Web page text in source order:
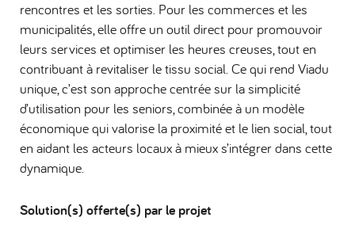
rencontres et les sorties. Pour les commerces et les
municipalités, elle offre un outil direct pour promouvoir
leurs services et optimiser les heures creuses, tout en
contribuant à revitaliser le tissu social. Ce qui rend Viadu
unique, c’est son approche centrée sur la simplicité
d’utilisation pour les seniors, combinée à un modèle
économique qui valorise la proximité et le lien social, tout
en aidant les acteurs locaux à mieux s’intégrer dans cette
dynamique.
Solution(s) offerte(s) par le projet